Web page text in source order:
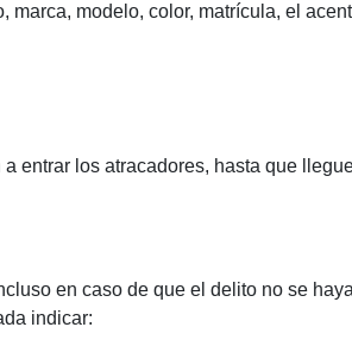
modelo, color, matrícula, el
entrar los atracadores, hasta que
en caso de que el delito no se
indicar: